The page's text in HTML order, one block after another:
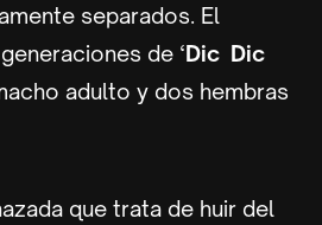
separados. El
de ‘Dic Dic
adulto y dos hembras
que trata de huir del